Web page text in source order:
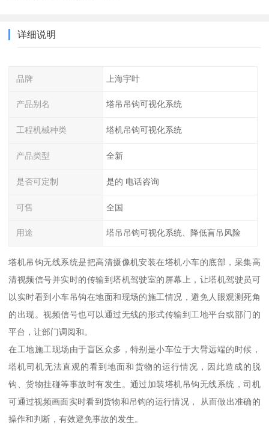
详细说明
品牌 上海宇叶
产品别名 塔吊吊钩可视化系统
工程机械种类 塔机吊钩可视化系统
产品类型 全新
是否可定制 是的 电话咨询
可售 全国
用途 塔吊吊钩可视化系统、降低盲吊风险
塔机吊钩无线系统是把高清摄像机安装在塔机小车的底部，采集高
清视频信号并实时的传输到塔机驾驶室的屏幕上，让塔机驾驶员可
以实时看到小车吊钩在地面和现场的施工情况，避免人眼观测死角
的出现。视频信号也可以通过无线的形式传输到工地平台或部门的
平台，让部门调阅和。
在工地施工现场由于盲区众多，特别是小车位于大臂远端的时候，
塔机司机无法直观的看到地面和货物的运行情况，因此造成的脱
钩、货物挂碰等事故时有发生。通过加装塔机吊钩无线系统，司机
可通过视频画面实时看到货物和吊钩的运行情况， 从而做出准确的
操作和判断，有效避免事故的发生。